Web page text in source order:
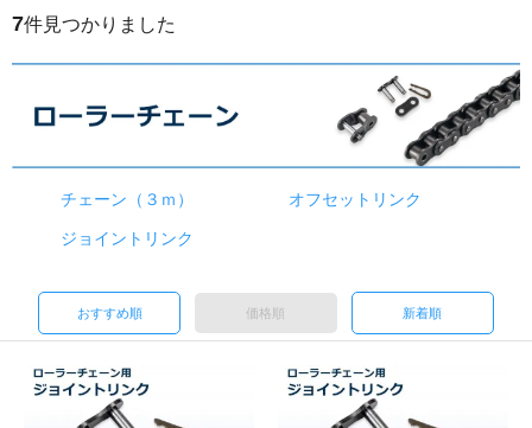
7件見つかりました
チェーン（３ｍ） オフセットリンク
ジョイントリンク
おすすめ順 価格順 新着順